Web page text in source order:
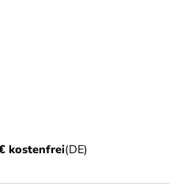
nicht verfügbar.)
kostenfrei(DE)